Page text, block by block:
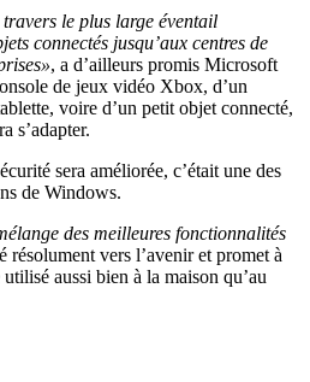
le plus large éventail
connectés jusqu’aux centres de
, a d’ailleurs promis Microsoft
de jeux vidéo Xbox, d’un
voire d’un petit objet connecté,
s’adapter.
sera améliorée, c’était une des
de Windows.
des meilleures fonctionnalités
résolument vers l’avenir et promet à
aussi bien à la maison qu’au